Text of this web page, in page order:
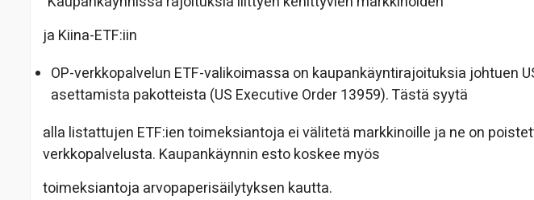
ja Kiina-ETF:iin
OP-verkkopalvelun ETF-valikoimassa on kaupankäyntirajoituksia johtuen
asettamista pakotteista (US Executive Order 13959). Tästä syytä
alla listattujen ETF:ien toimeksiantoja ei välitetä markkinoille ja ne on
verkkopalvelusta. Kaupankäynnin esto koskee myös
toimeksiantoja arvopaperisäilytyksen kautta.